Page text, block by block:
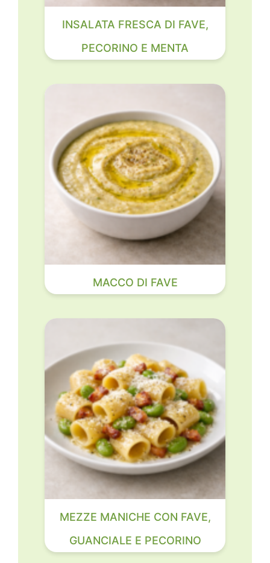
INSALATA FRESCA DI FAVE,
PECORINO E MENTA
MACCO DI FAVE
MEZZE MANICHE CON FAVE,
GUANCIALE E PECORINO